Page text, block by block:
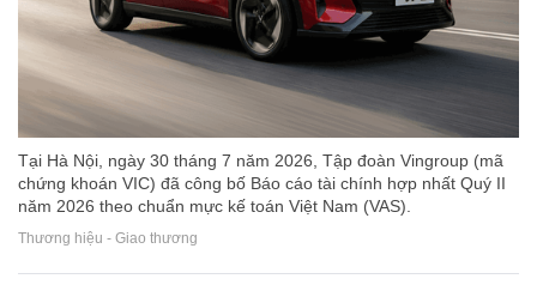
Tại Hà Nội, ngày 30 tháng 7 năm 2026, Tập đoàn Vingroup (mã
chứng khoán VIC) đã công bố Báo cáo tài chính hợp nhất Quý II
năm 2026 theo chuẩn mực kế toán Việt Nam (VAS).
Thương hiệu - Giao thương